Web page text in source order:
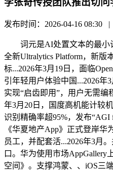
学张奇传授团队推出切
发布时间：2026-04-16 08:30
词元是AI处置文本的最小
全新Ultralytics Platform，新
标...2026年3月19日，面临
引年轻用户体验中国...2026年
实现“启齿即用”，用户无需编
年3月20日，国度高机能计较
识别精确率超95%，发布“AGI
《华夏地产App》正式登岸
员工，并配套活...2026年3月
口。华为使用市场AppGallery
空间》。支撑鸿蒙、、iOS三